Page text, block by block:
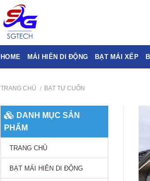
HOME MÁI HIÊN DI ĐỘNG BẠT MÁI XẾP
TRANG CHỦ / BẠT TỰ CUỐN
DANH MỤC SẢN
PHẨM
TRANG CHỦ
BẠT MÁI HIÊN DI ĐỘNG